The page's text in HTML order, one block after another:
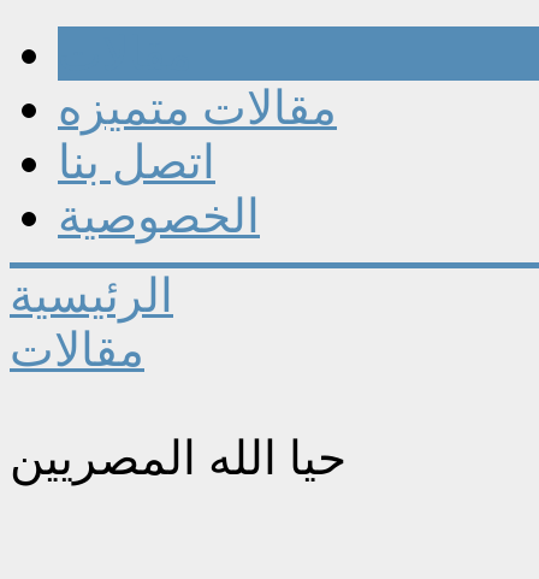
مقالات متميزه
اتصل بنا
الخصوصية
الرئيسية
مقالات
حيا الله المصريين